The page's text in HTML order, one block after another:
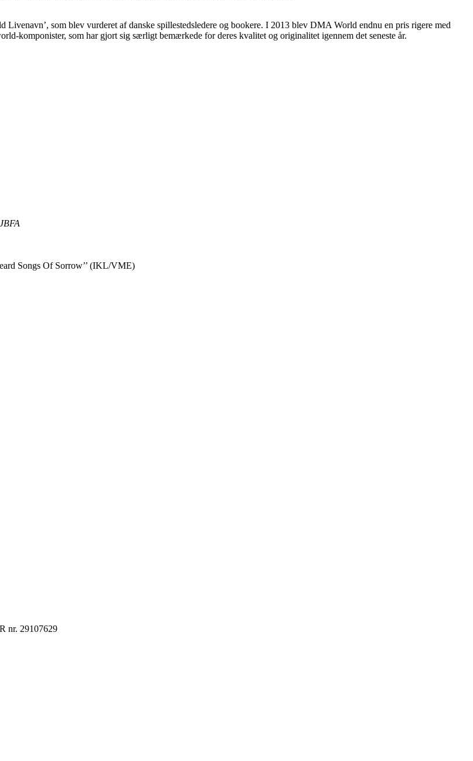
som blev vurderet af danske spillestedsledere og bookere. I 2013 blev DMA World endnu en pris rigere med
komponister, som har gjort sig særligt bemærkede for deres kvalitet og originalitet igennem det seneste år.
Songs Of Sorrow’’ (IKL/VME)
nr. 29107629